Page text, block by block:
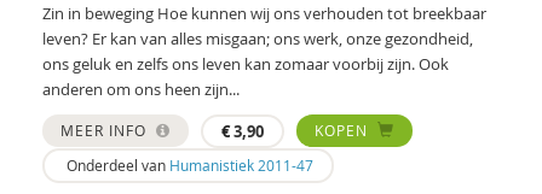
Martien Schreurs
Carmen Schuhmann
Jaap Schuurmans
Jenny Slatman
Zin in beweging Hoe kunnen wij ons verhouden tot breekbaar
leven? Er kan van alles misgaan; ons werk, onze gezondheid,
ons geluk en zelfs ons leven kan zomaar voorbij zijn. Ook
anderen om ons heen zijn...
MEER INFO €3,90
KOPEN
Onderdeel van Humanistiek 2011-47